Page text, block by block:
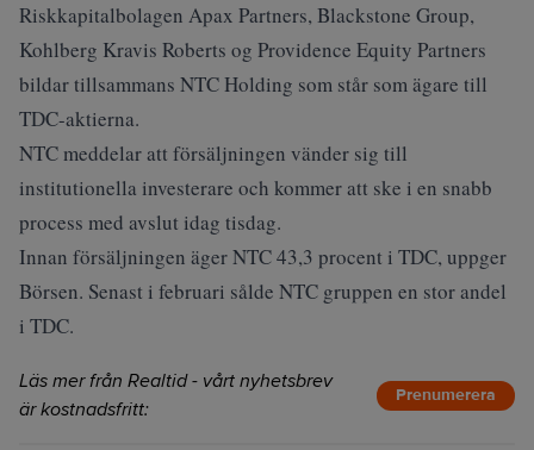
Riskkapitalbolagen Apax Partners, Blackstone Group,
Kohlberg Kravis Roberts og Providence Equity Partners
bildar tillsammans NTC Holding som står som ägare till
TDC-aktierna.
NTC meddelar att försäljningen vänder sig till
institutionella investerare och kommer att ske i en snabb
process med avslut idag tisdag.
Innan försäljningen äger NTC 43,3 procent i TDC, uppger
Börsen. Senast i februari sålde NTC gruppen en stor andel
i TDC.
Läs mer från Realtid - vårt nyhetsbrev
är kostnadsfritt:
Prenumerera